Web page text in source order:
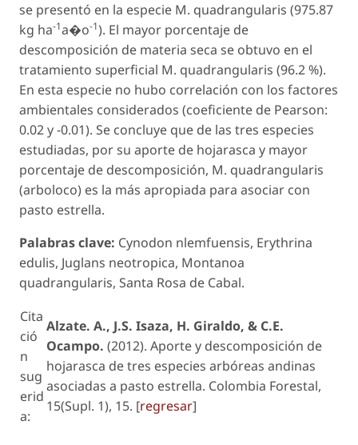
se presentó en la especie M. quadrangularis (975.87
kg ha-1a�o-1). El mayor porcentaje de
descomposición de materia seca se obtuvo en el
tratamiento superficial M. quadrangularis (96.2 %).
En esta especie no hubo correlación con los factores
ambientales considerados (coeficiente de Pearson:
0.02 y -0.01). Se concluye que de las tres especies
estudiadas, por su aporte de hojarasca y mayor
porcentaje de descomposición, M. quadrangularis
(arboloco) es la más apropiada para asociar con
pasto estrella.
Palabras clave: Cynodon nlemfuensis, Erythrina
edulis, Juglans neotropica, Montanoa
quadrangularis, Santa Rosa de Cabal.
Cita
ció
n
sug
erid
a:
Alzate. A., J.S. Isaza, H. Giraldo, & C.E.
Ocampo. (2012). Aporte y descomposición de
hojarasca de tres especies arbóreas andinas
asociadas a pasto estrella. Colombia Forestal,
15(Supl. 1), 15. [regresar]